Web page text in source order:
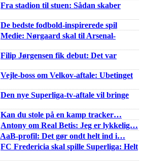
Fra stadion til stuen: Sådan skaber
De bedste fodbold-inspirerede spil
Medie: Nørgaard skal til Arsenal-
Filip Jørgensen fik debut: Det var
Vejle-boss om Velkov-aftale: Ubetinget
Den nye Superliga-tv-aftale vil bringe
Kan du stole på en kamp tracker…
Antony om Real Betis: Jeg er lykkelig…
AaB-profil: Det gør ondt helt ind i…
FC Fredericia skal spille Superliga: Helt